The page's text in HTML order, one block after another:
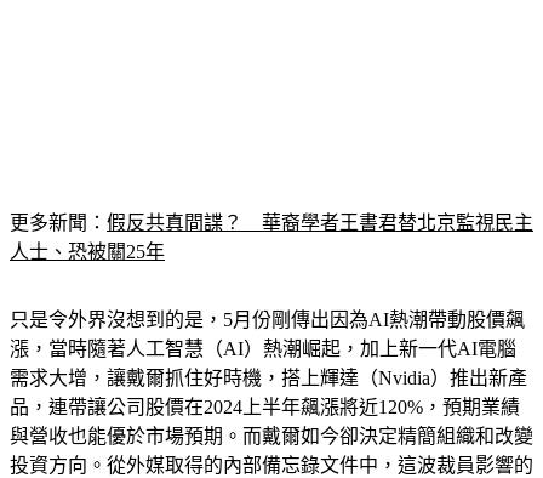
更多新聞： 假反共真間諜？　華裔學者王書君替北京監視民主
人士、恐被關25年
只是令外界沒想到的是，5月份剛傳出因為AI熱潮帶動股價飆
漲，當時隨著人工智慧（AI）熱潮崛起，加上新一代AI電腦
需求大增，讓戴爾抓住好時機，搭上輝達（Nvidia）推出新產
品，連帶讓公司股價在2024上半年飆漲將近120%，預期業績
與營收也能優於市場預期。而戴爾如今卻決定精簡組織和改變
投資方向。從外媒取得的內部備忘錄文件中，這波裁員影響的